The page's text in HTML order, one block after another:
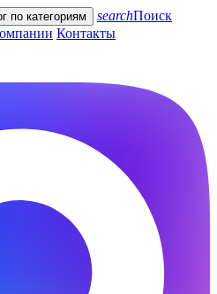
по категориям searchПоиск
Контакты